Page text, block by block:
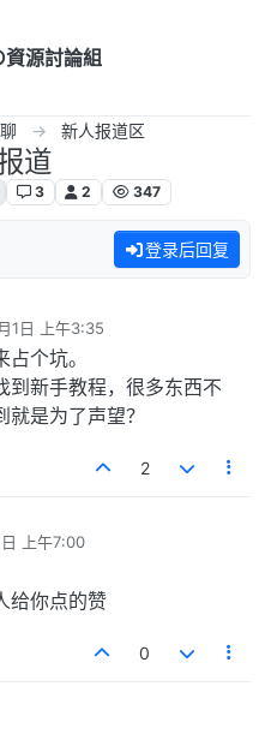
資源討論組
新人报道区
道
3 2 347
登录后回复
1日 上午3:35
个坑。
到新手教程，很多东西不
是为了声望？
2
上午7:00
给你点的赞
0